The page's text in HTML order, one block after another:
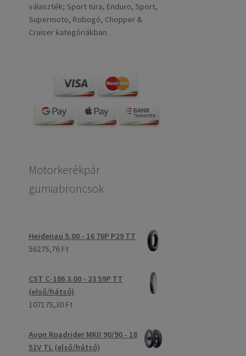
választék; Sport túra, Enduro, Sport,
Supermoto, Robogó, Chopper &
Cruiser kategóriákban.
Motorkerékpár
gumiabroncsok
Heidenau 5.00 - 16 76P P29 TT
56275,76 Ft
CST C-186 3.00 - 23 59P TT
(első/hátsó)
107175,30 Ft
Avon Roadrider MKII 90/90 - 18
51V TL (első/hátsó)